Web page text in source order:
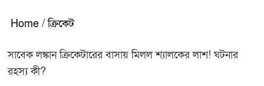
Home / ক্রিকেট
সাবেক লঙ্কান ক্রিকেটারের বাসায় মিলল শ্যালকের লাশ! ঘটনার
রহস্য কী?